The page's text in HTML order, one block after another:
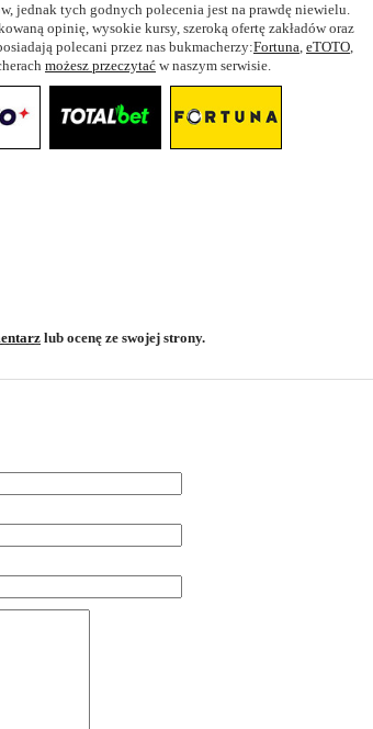
jednak tych godnych polecenia jest na prawdę niewielu.
opinię, wysokie kursy, szeroką ofertę zakładów oraz
polecani przez nas bukmacherzy:Fortuna, eTOTO,
możesz przeczytać w naszym serwisie.
lub ocenę ze swojej strony.